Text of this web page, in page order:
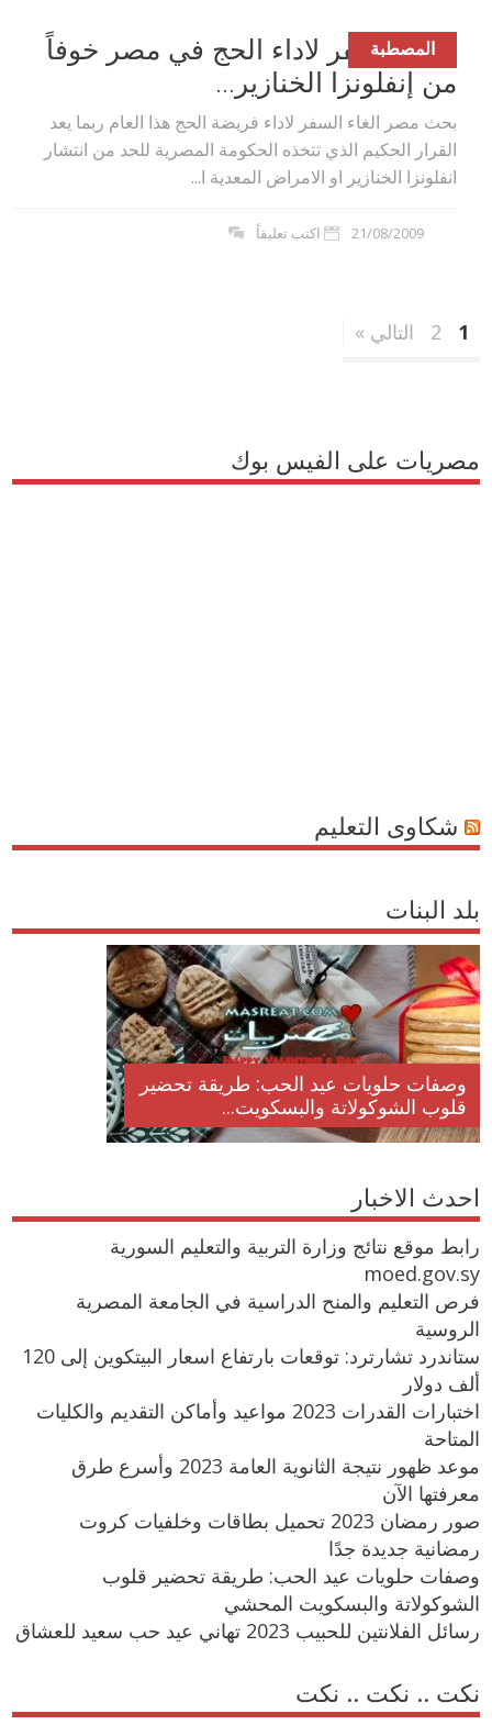
المصطبة
إلغاء السفر لاداء الحج في مصر خوفاً
من إنفلونزا الخنازير...
بحث مصر الغاء السفر لاداء فريضة الحج هذا العام ربما يعد
القرار الحكيم الذي تتخذه الحكومة المصرية للحد من انتشار
انفلونزا الخنازير او الامراض المعدية ا...
21/08/2009 اكتب تعليقاً
1
2 التالي »
مصريات على الفيس بوك
شكاوى التعليم
بلد البنات
وصفات حلويات عيد الحب: طريقة تحضير
قلوب الشوكولاتة والبسكويت...
احدث الاخبار
رابط موقع نتائج وزارة التربية والتعليم السورية
moed.gov.sy
فرص التعليم والمنح الدراسية في الجامعة المصرية
الروسية
ستاندرد تشارترد: توقعات بارتفاع اسعار البيتكوين إلى 120
ألف دولار
اختبارات القدرات 2023 مواعيد وأماكن التقديم والكليات
المتاحة
موعد ظهور نتيجة الثانوية العامة 2023 وأسرع طرق
معرفتها الآن
صور رمضان 2023 تحميل بطاقات وخلفيات كروت
رمضانية جديدة جدًا
وصفات حلويات عيد الحب: طريقة تحضير قلوب
الشوكولاتة والبسكويت المحشي
رسائل الفلانتين للحبيب 2023 تهاني عيد حب سعيد للعشاق
نكت .. نكت .. نكت